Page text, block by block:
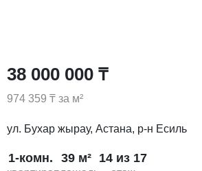
38 000 000 ₸
974 359 ₸ за м²
ул. Бухар жырау, Астана, р-н Есиль
1-комн. 39 м² 14 из 17